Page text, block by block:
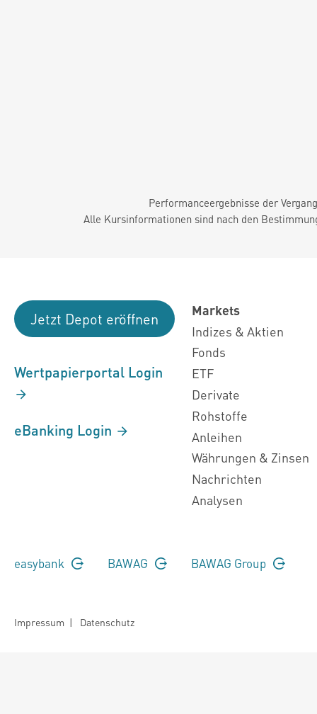
Performanceergebnisse der
Alle Kursinformationen sind nach den
Jetzt Depot eröffnen
Wertpapierportal Login
eBanking Login
Markets
Indizes & Aktien
Fonds
ETF
Derivate
Rohstoffe
Anleihen
Währungen & Zinsen
Nachrichten
Analysen
easybank BAWAG BAWAG Group
Impressum | Datenschutz